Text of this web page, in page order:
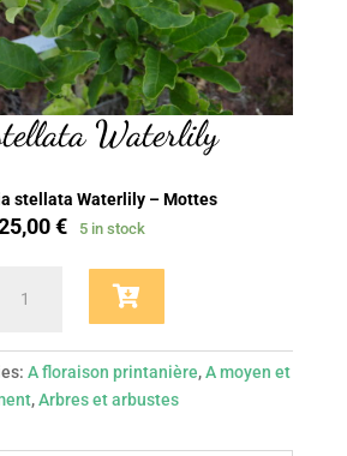
Waterlily
stellata Waterlily – Mottes
€ 5 in stock
A floraison printanière,A moyen et
,Arbres et arbustes